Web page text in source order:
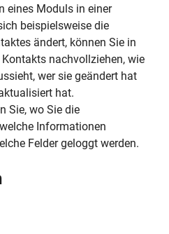
eines Moduls in einer
beispielsweise die
ändert, können Sie in
nachvollziehen, wie
wer sie geändert hat
hat.
Sie,wo Sie die
welche Informationen
Felder geloggtwerden.